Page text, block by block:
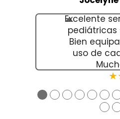
Excelente
pediátricas
Bien
uso de
●●●●●●
●